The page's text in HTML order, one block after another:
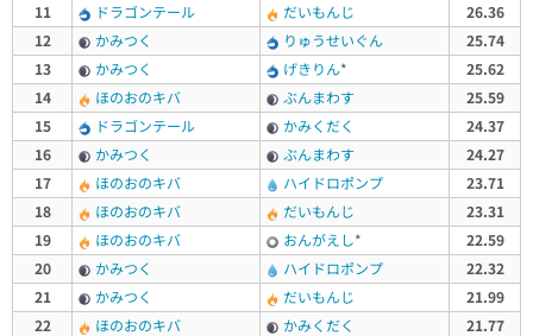
11
ドラゴンテール だいもんじ
26.36
12
かみつく りゅうせいぐん
25.74
13
かみつく げきりん*
25.62
14
ほのおのキバ ぶんまわす
25.59
15
ドラゴンテール かみくだく
24.37
16
かみつく ぶんまわす
24.27
17
ほのおのキバ ハイドロポンプ
23.71
18
ほのおのキバ だいもんじ
23.31
19
ほのおのキバ おんがえし*
22.59
20
かみつく ハイドロポンプ
22.32
21
かみつく だいもんじ
21.99
22
ほのおのキバ かみくだく
21.77